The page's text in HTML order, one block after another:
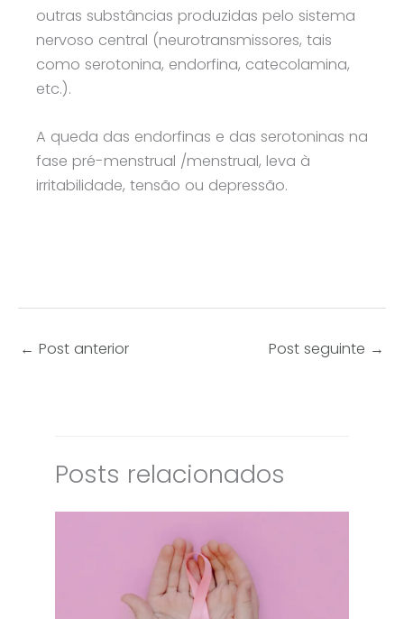
outras substâncias produzidas pelo sistema
nervoso central (neurotransmissores, tais
como serotonina, endorfina, catecolamina,
etc.).
A queda das endorfinas e das serotoninas na
fase pré-menstrual /menstrual, leva à
irritabilidade, tensão ou depressão.
← Post anterior Post seguinte →
Posts relacionados